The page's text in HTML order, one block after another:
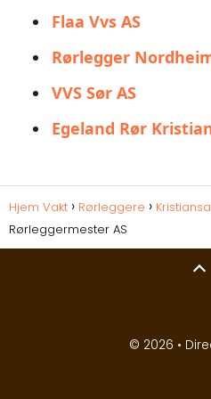
Flaa Vvs AS
Rørlegger
VVS Sør AS
Egeland Rør
Hjem Vakt Rørleggere
Rørleggermester AS
© 2026 •